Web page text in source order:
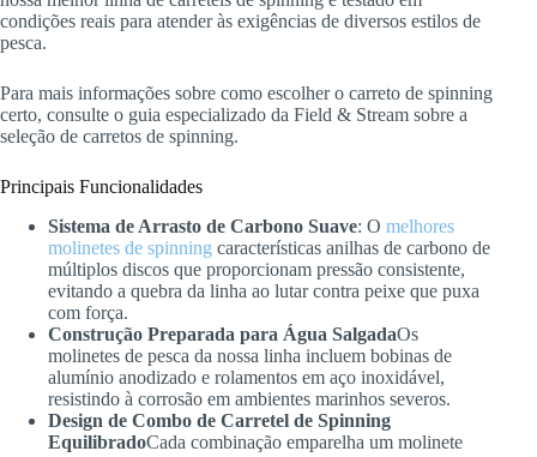
condições reais para atender às exigências de diversos estilos de
pesca.
Para mais informações sobre como escolher o carreto de spinning
certo, consulte o guia especializado da Field & Stream sobre a
seleção de carretos de spinning.
Principais Funcionalidades
Sistema de Arrasto de Carbono Suave: O melhores
molinetes de spinning características anilhas de carbono de
múltiplos discos que proporcionam pressão consistente,
evitando a quebra da linha ao lutar contra peixe que puxa
com força.
Construção Preparada para Água SalgadaOs
molinetes de pesca da nossa linha incluem bobinas de
alumínio anodizado e rolamentos em aço inoxidável,
resistindo à corrosão em ambientes marinhos severos.
Design de Combo de Carretel de Spinning
EquilibradoCada combinação emparelha um molinete